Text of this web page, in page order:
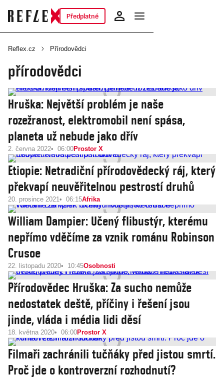
Předplatné
Reflex.cz Přírodovědci
přírodovědci
Hruška: Největší problém je naše
rozežranost, elektromobil není spása,
planeta už nebude jako dřív
2. června 2022 06:00Prostor X
Etiopie: Netradiční přírodovědecký ráj, který
překvapí neuvěřitelnou pestrostí druhů
20. prosince 2021 06:15Afrika
William Dampier: Učený flibustýr, kterému
nepřímo vděčíme za vznik románu Robinson
Crusoe
22. listopadu 2020 10:45Osobnosti
Přírodovědec Hruška: Za sucho nemůže
nedostatek deště, příčiny i řešení jsou
jinde, vláda i média lidi děsí
18. května 2020 06:00Prostor X
Filmaři zachránili tučňáky před jistou smrtí.
Proč jde o kontroverzní rozhodnutí?